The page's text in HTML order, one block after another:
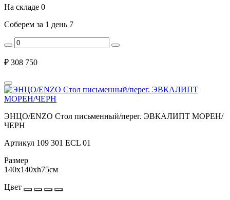
На складе 0
Соберем за 1 день 7
₽ 308 750
ЭНЦО/ENZO Стол письменный/перег. ЭВКАЛИПТ МОРЕН/
ЧЕРН
Артикул 109 301 ECL 01
Размер
140x140xh75см
Цвет